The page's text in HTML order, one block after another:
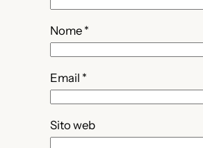
Nome *
Email *
Sito web